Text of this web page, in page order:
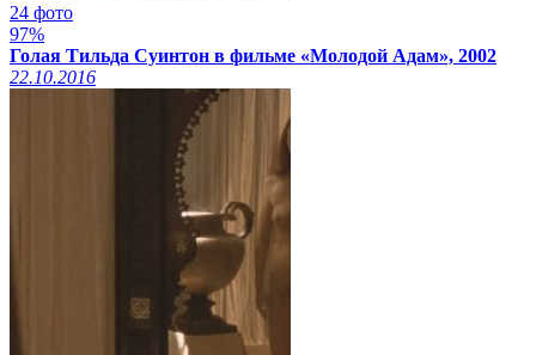
24 фото
97%
Голая Тильда Суинтон в фильме «Молодой Адам», 2002
22.10.2016